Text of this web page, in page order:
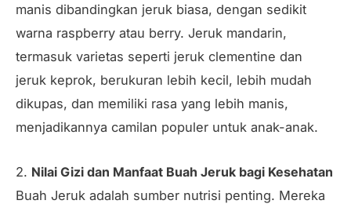
manis dibandingkan jeruk biasa, dengan sedikit
warna raspberry atau berry. Jeruk mandarin,
termasuk varietas seperti jeruk clementine dan
jeruk keprok, berukuran lebih kecil, lebih mudah
dikupas, dan memiliki rasa yang lebih manis,
menjadikannya camilan populer untuk anak-anak.
2. Nilai Gizi dan Manfaat Buah Jeruk bagi Kesehatan
Buah Jeruk adalah sumber nutrisi penting. Mereka